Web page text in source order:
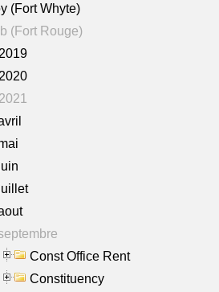
(Fort Whyte)
(Fort Rouge)
Const Office Rent
Constituency